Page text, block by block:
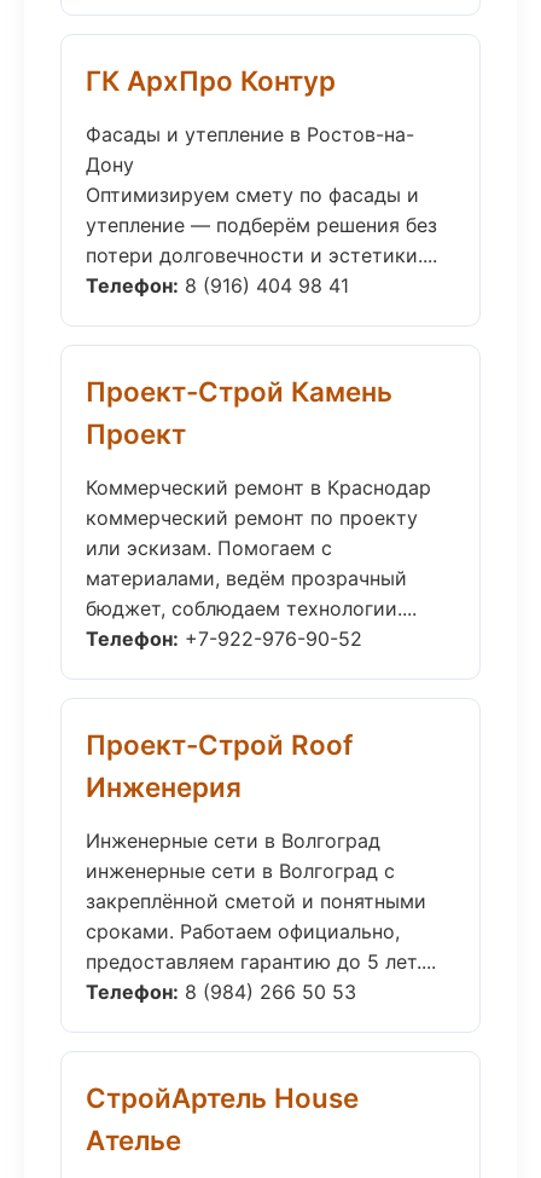
ГК АрхПро Контур
Фасады и утепление в Ростов-на-
Дону
Оптимизируем смету по фасады и
утепление — подберём решения без
потери долговечности и эстетики....
Телефон: 8 (916) 404 98 41
Проект-Строй Камень
Проект
Коммерческий ремонт в Краснодар
коммерческий ремонт по проекту
или эскизам. Помогаем с
материалами, ведём прозрачный
бюджет, соблюдаем технологии....
Телефон: +7-922-976-90-52
Проект-Строй Roof
Инженерия
Инженерные сети в Волгоград
инженерные сети в Волгоград с
закреплённой сметой и понятными
сроками. Работаем официально,
предоставляем гарантию до 5 лет....
Телефон: 8 (984) 266 50 53
СтройАртель House
Ателье